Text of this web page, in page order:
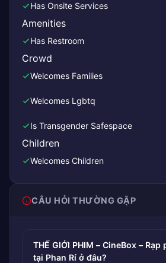
Has Onsite Services
Amenities
Has Restroom
Crowd
Welcomes Families
Welcomes Lgbtq
Is Transgender Safespace
Children
Welcomes Children
CÂU HỎI THƯỜNG GẶP
THẾ GIỚI PHIM – CineBox –
tại Phan Rí ở đâu?